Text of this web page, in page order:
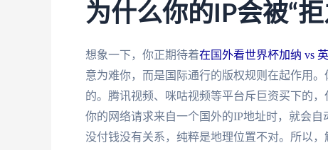
为什么你的IP会被“拒
想象一下，你正期待着在国外看世界杯加纳 vs
意为难你，而是国际通行的版权规则在起作用
的。腾讯视频、咪咕视频等平台斥巨资买下的
你的网络请求来自一个国外的IP地址时，就会
没付钱没有关系，纯粹是地理位置不对。所以